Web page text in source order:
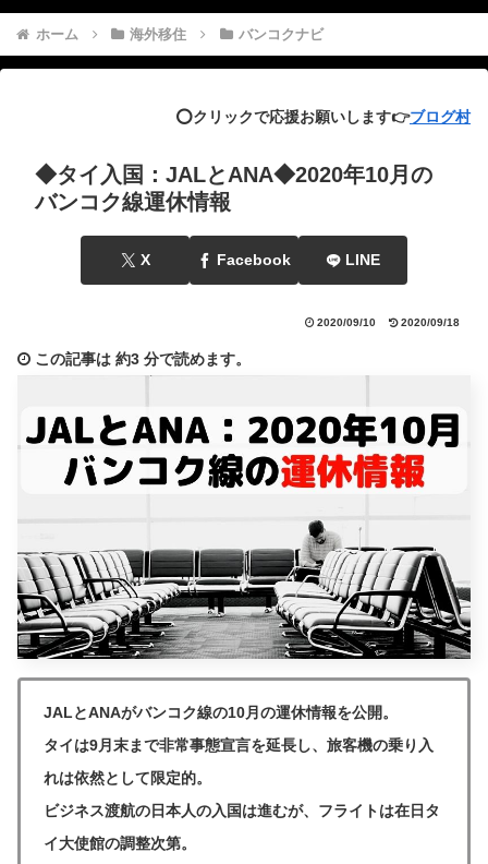
ホーム 海外移住 バンコクナビ
⭕️クリックで応援お願いします👉ブログ村
◆タイ入国：JALとANA◆2020年10月の
バンコク線運休情報
X Facebook LINE
2020/09/10 2020/09/18
この記事は 約3 分で読めます。
JALとANAがバンコク線の10月の運休情報を公開。
タイは9月末まで非常事態宣言を延長し、旅客機の乗り入
れは依然として限定的。
ビジネス渡航の日本人の入国は進むが、フライトは在日タ
イ大使館の調整次第。